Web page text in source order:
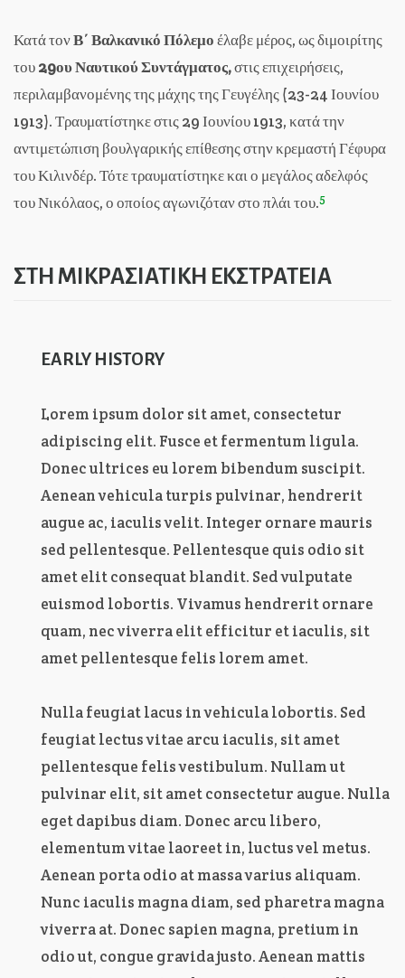
Κατά τονΒ΄ Βαλκανικό Πόλεμοέλαβε μέρος, ως διμοιρίτης
του29ου Ναυτικού Συντάγματος,στις επιχειρήσεις,
περιλαμβανομένης της μάχης της Γευγέλης (23-24 Ιουνίου
1913). Τραυματίστηκε στις 29 Ιουνίου 1913, κατά την
αντιμετώπιση βουλγαρικής επίθεσης στην κρεμαστή Γέφυρα
του Κιλινδέρ. Τότε τραυματίστηκε και ο μεγάλος αδελφός
του Νικόλαος, ο οποίος αγωνιζόταν στο πλάι του.5
ΣΤΗ ΜΙΚΡΑΣΙΑΤΙΚΗ ΕΚΣΤΡΑΤΕΙΑ
EARLY HISTORY
Lorem ipsum dolor sit amet, consectetur
adipiscing elit. Fusce et fermentum ligula.
Donec ultrices eu lorem bibendum suscipit.
Aenean vehicula turpis pulvinar, hendrerit
augue ac, iaculis velit. Integer ornare mauris
sed pellentesque. Pellentesque quis odio sit
amet elit consequat blandit. Sed vulputate
euismod lobortis. Vivamus hendrerit ornare
quam, nec viverra elit efficitur et iaculis, sit
amet pellentesque felis lorem amet.
Nulla feugiat lacus in vehicula lobortis. Sed
feugiat lectus vitae arcu iaculis, sit amet
pellentesque felis vestibulum. Nullam ut
pulvinar elit, sit amet consectetur augue. Nulla
eget dapibus diam. Donec arcu libero,
elementum vitae laoreet in, luctus vel metus.
Aenean porta odio at massa varius aliquam.
Nunc iaculis magna diam, sed pharetra magna
viverra at. Donec sapien magna, pretium in
odio ut, congue gravida justo. Aenean mattis